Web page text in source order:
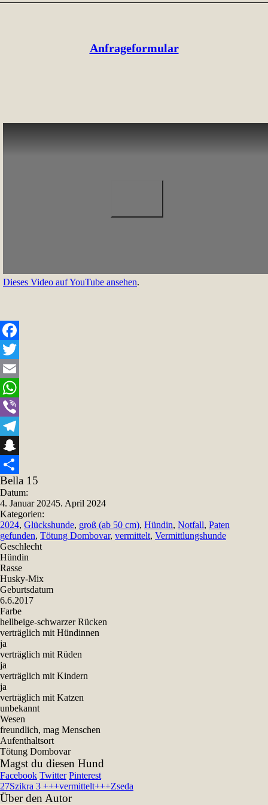
Anfrageformular
Dieses Video auf YouTube ansehen.
Facebook
Twitter
Email
WhatsApp
Viber
Telegram
Snapchat
Teilen
Bella 15
Datum:
4. Januar 20245. April 2024
Kategorien:
2024, Glückshunde, groß (ab 50 cm), Hündin, Notfall, Paten
gefunden, Tötung Dombovar, vermittelt, Vermittlungshunde
Geschlecht
Hündin
Rasse
Husky-Mix
Geburtsdatum
6.6.2017
Farbe
hellbeige-schwarzer Rücken
verträglich mit Hündinnen
ja
verträglich mit Rüden
ja
verträglich mit Kindern
ja
verträglich mit Katzen
unbekannt
Wesen
freundlich, mag Menschen
Aufenthaltsort
Tötung Dombovar
Magst du diesen Hund
Facebook Twitter Pinterest
27Szikra 3 +++vermittelt+++Zseda
Über den Autor